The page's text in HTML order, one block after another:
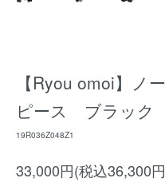
【Ryou omoi】ノ
ピース ブラック
19R036Z048Z1
33,000円(税込36,300